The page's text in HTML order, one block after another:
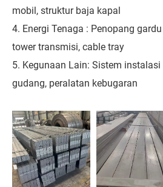
mobil, struktur baja kapal
4. Energi Tenaga : Penopang
tower transmisi, cable tray
5. Kegunaan Lain: Sistem instalasi
gudang, peralatan kebugaran